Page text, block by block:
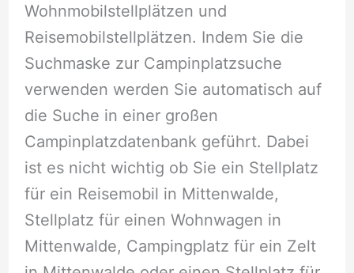
Wohnmobilstellplätzen und
Reisemobilstellplätzen. Indem Sie die
Suchmaske zur Campinplatzsuche
verwenden werden Sie automatisch auf
die Suche in einer großen
Campinplatzdatenbank geführt. Dabei
ist es nicht wichtig ob Sie ein Stellplatz
für ein Reisemobil in Mittenwalde,
Stellplatz für einen Wohnwagen in
Mittenwalde, Campingplatz für ein Zelt